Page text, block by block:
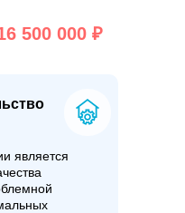
является
500 000 ₽